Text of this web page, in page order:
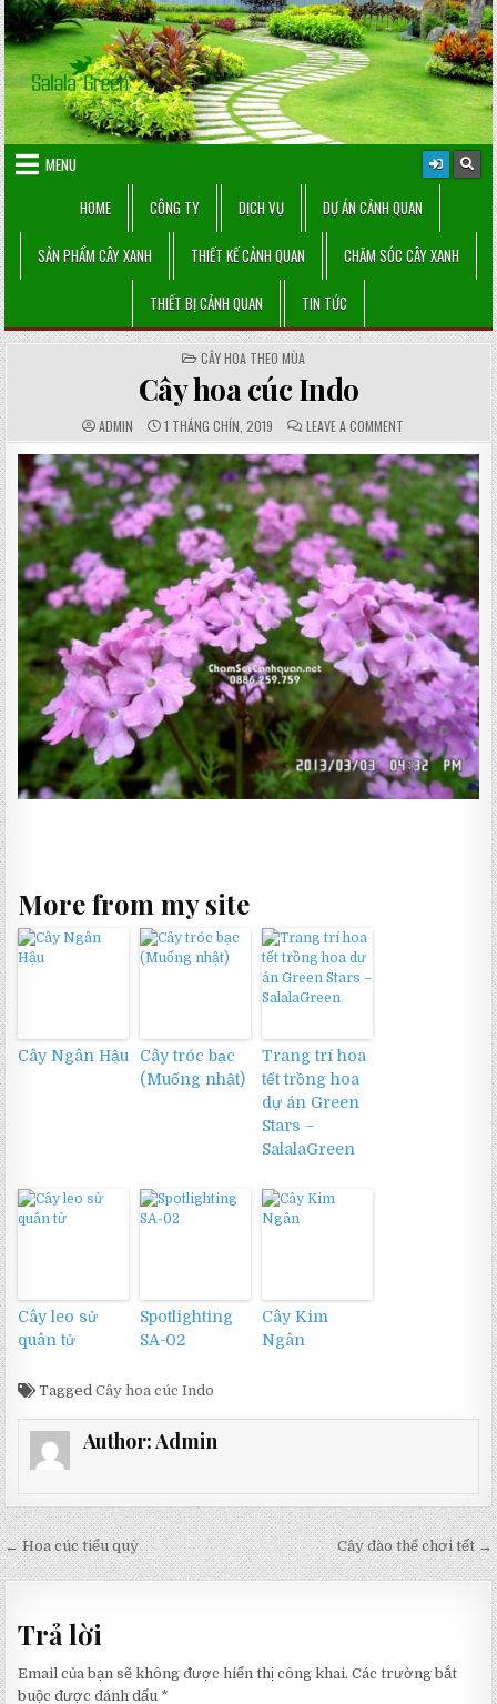
Skip
to
content
MENU
HOME
CÔNG TY DỊCH VỤ DỰ ÁN CẢNH QUAN
SẢN PHẨM CÂY XANH THIẾT KẾ CẢNH QUAN CHĂM SÓC CÂY XANH
THIẾT BỊ CẢNH QUAN TIN TỨC
POSTED
IN
CÂY HOA THEO MÙA
Cây hoa cúc Indo
AUTHOR:
ADMIN PUBLISHED
DATE:
1 THÁNG CHÍN, 2019 COMMENTS:
LEAVE A COMMENT
CÂY
HOA
CÚC
INDO
More from my site
Cây Ngân Hậu
Cây tróc bạc
(Muống nhật)
Trang trí hoa
tết trồng hoa
dự án Green
Stars –
SalalaGreen
Cây leo sử
quân tử
Spotlighting
SA-02
Cây Kim
Ngân
TaggedCây hoa cúc Indo
Author:Admin
Điều
hướng
viết
Cây đào thế chơi tết →
← Hoa cúc tiểu quỳ
Trả lời
Email của bạn sẽ không được hiển thị công khai. Các trường bắt
buộc được đánh dấu *